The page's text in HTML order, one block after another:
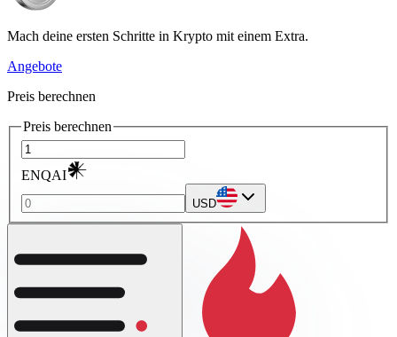
Mach deine ersten Schritte in Krypto mit einem Extra.
Angebote
Preis berechnen
Preis berechnen
ENQAI
USD